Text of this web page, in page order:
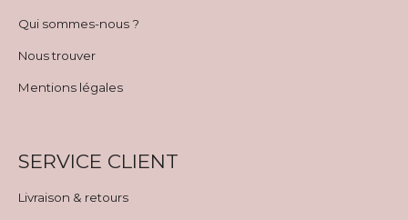
Qui sommes-nous ?
Nous trouver
Mentions légales
SERVICE CLIENT
Livraison & retours